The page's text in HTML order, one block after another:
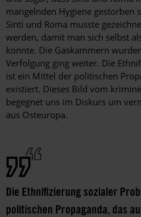
mangelnden Hygiene gestorben
Sinti und Roma musste
werden, damit man sich selbst
konnte. Die Gaskammern
Verfolgung ging weiter. Die
ist ein Mittel der politischen
existiert. Dieses Bild vom
begegnet uns im Diskurs um
aus Osteuropa.
Die Ethnifizierung sozialer
politischen Propaganda, das